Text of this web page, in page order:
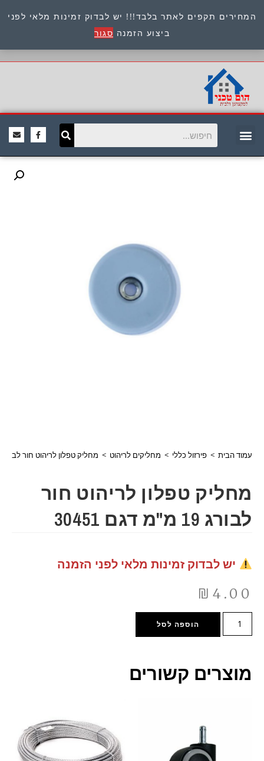
המחירים תקפים לאתר בלבד!!! יש לבדוק זמינות מלאי לפני
ביצוע הזמנה סגור
כתובת : היוזמים 9 אור יהודה שירות לקוחות 054-
8945722
עמוד הבית > פירזול כללי > מחליקים לריהוט > מחליק טפלון לריהוט חור לבורג 19 מ"מ דגם 30451
מחליק טפלון לריהוט חור
לבורג 19 מ"מ דגם 30451
יש לבדוק זמינות מלאי לפני הזמנה
₪4.00
הוספה לסל
מוצרים קשורים